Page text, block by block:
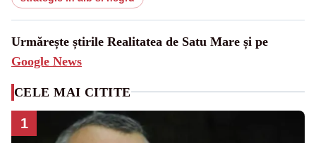
Urmărește știrile Realitatea de Satu Mare și pe
Google News
CELE MAI CITITE
1